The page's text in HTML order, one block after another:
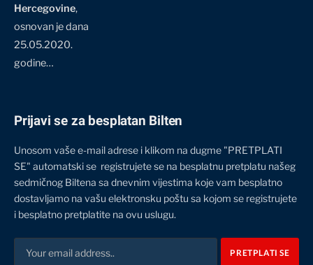
Hercegovine,
osnovan je dana
25.05.2020.
godine…
Prijavi se za besplatan Bilten
Unosom vaše e-mail adrese i klikom na dugme "PRETPLATI
SE" automatski se registrujete se na besplatnu pretplatu našeg
sedmičnog Biltena sa dnevnim vijestima koje vam besplatno
dostavljamo na vašu elektronsku poštu sa kojom se registrujete
i besplatno pretplatite na ovu uslugu.